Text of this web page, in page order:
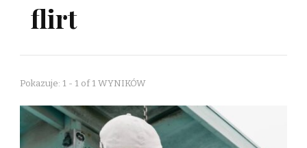
flirt
Pokazuje: 1 - 1 of 1 WYNIKÓW